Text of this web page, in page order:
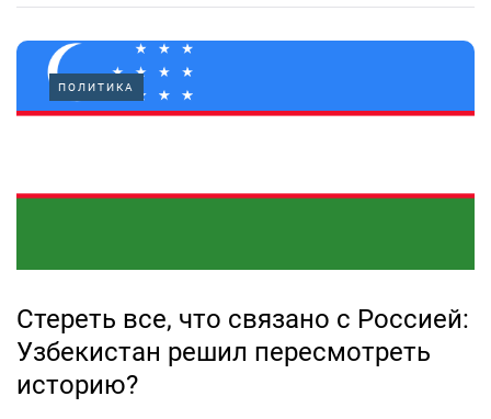
ПОЛИТИКА
Стереть все, что связано с Россией:
Узбекистан решил пересмотреть
историю?